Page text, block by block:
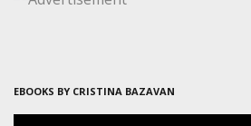
EBOOKS BY CRISTINA BAZAVAN